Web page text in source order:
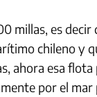
millas, es decir
chileno y
ahora esa flota
por el mar